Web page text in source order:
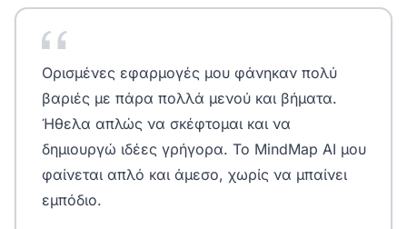
Ορισμένες εφαρμογές μου φάνηκαν πολύ
βαριές με πάρα πολλά μενού και βήματα.
Ήθελα απλώς να σκέφτομαι και να
δημιουργώ ιδέες γρήγορα. Το MindMap AI μου
φαίνεται απλό και άμεσο, χωρίς να μπαίνει
εμπόδιο.